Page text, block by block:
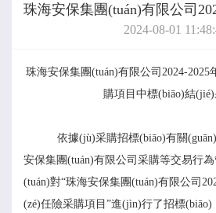
2024-08-01
珠海安保集團(tuán)有限公司 2024-2025
購項目 中標(biāo)結
依據(jù)采購招標(biāo)有關
安保集團(tuán)有限公司采購等交易行為
(tuán)對“珠海安保集團(tuán)有限公司
(zé)任險采購項目 ”進(jìn)行了招標